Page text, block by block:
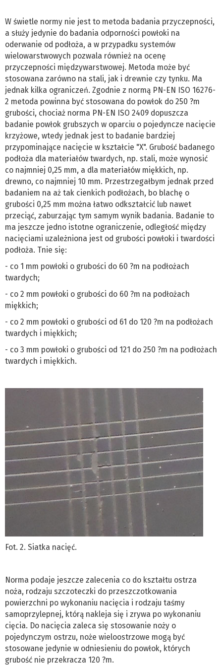
W świetle normy nie jest to metoda badania przyczepności,
a służy jedynie do badania odporności powłoki na
oderwanie od podłoża, a w przypadku systemów
wielowarstwowych pozwala również na ocenę
przyczepności międzywarstwowej. Metoda może być
stosowana zarówno na stali, jak i drewnie czy tynku. Ma
jednak kilka ograniczeń. Zgodnie z normą PN-EN ISO 16276-
2 metoda powinna być stosowana do powłok do 250 ?m
grubości, chociaż norma PN-EN ISO 2409 dopuszcza
badanie powłok grubszych w oparciu o pojedyncze nacięcie
krzyżowe, wtedy jednak jest to badanie bardziej
przypominające nacięcie w kształcie "X". Grubość badanego
podłoża dla materiałów twardych, np. stali, może wynosić
co najmniej 0,25 mm, a dla materiałów miękkich, np.
drewno, co najmniej 10 mm. Przestrzegałbym jednak przed
badaniem na aż tak cienkich podłożach, bo blachę o
grubości 0,25 mm można łatwo odkształcić lub nawet
przeciąć, zaburzając tym samym wynik badania. Badanie to
ma jeszcze jedno istotne ograniczenie, odległość między
nacięciami uzależniona jest od grubości powłoki i twardości
podłoża. Tnie się:
- co 1 mm powłoki o grubości do 60 ?m na podłożach
twardych;
- co 2 mm powłoki o grubości do 60 ?m na podłożach
miękkich;
- co 2 mm powłoki o grubości od 61 do 120 ?m na podłożach
twardych i miękkich;
- co 3 mm powłoki o grubości od 121 do 250 ?m na podłożach
twardych i miękkich.
Fot. 2. Siatka nacięć.
Norma podaje jeszcze zalecenia co do kształtu ostrza
noża, rodzaju szczoteczki do przeszczotkowania
powierzchni po wykonaniu nacięcia i rodzaju taśmy
samoprzylepnej, którą nakleja się i zrywa po wykonaniu
cięcia. Do nacięcia zaleca się stosowanie noży o
pojedynczym ostrzu, noże wieloostrzowe mogą być
stosowane jedynie w odniesieniu do powłok, których
grubość nie przekracza 120 ?m.